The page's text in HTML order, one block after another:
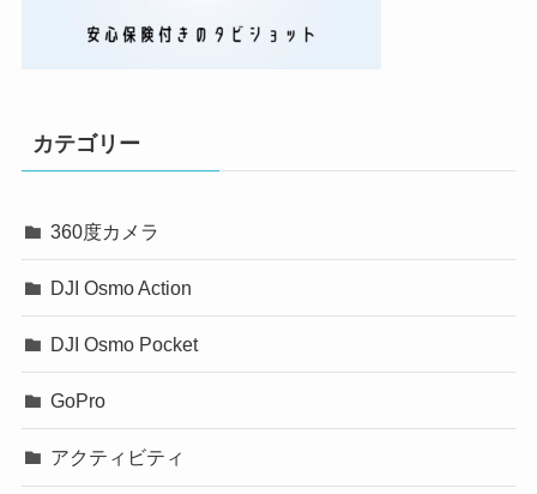
カテゴリー
360度カメラ
DJI Osmo Action
DJI Osmo Pocket
GoPro
アクティビティ